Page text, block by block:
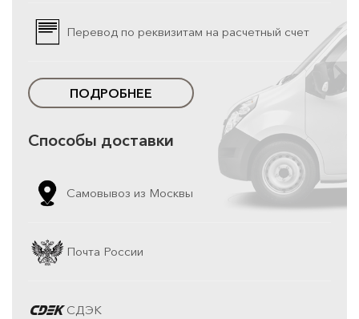
Перевод по реквизитам на расчетный счет
ПОДРОБНЕЕ
Способы доставки
Самовывоз из Москвы
Почта России
СДЭК